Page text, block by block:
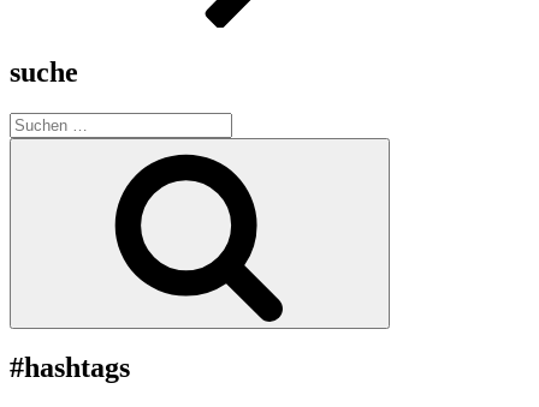
suche
Suche
nach:
#hashtags